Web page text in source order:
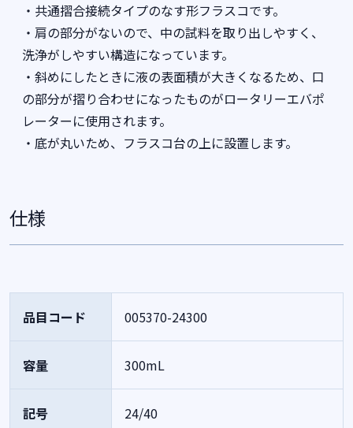
・共通摺合接続タイプのなす形フラスコです。
・肩の部分がないので、中の試料を取り出しやすく、
洗浄がしやすい構造になっています。
・斜めにしたときに液の表面積が大きくなるため、口
の部分が摺り合わせになったものがロータリーエバポ
レーターに使用されます。
・底が丸いため、フラスコ台の上に設置します。
仕様
品目コード 005370-24300
容量 300mL
記号 24/40